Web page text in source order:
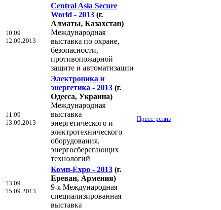
10.09
12.09.2013
Central Asia Secure
World - 2013 (г.
Алматы, Казахстан)
Международная
выставка по охране,
безопасности,
противопожарной
защите и автоматизации
11.09
13.09.2013
Электроника и
энергетика - 2013 (г.
Одесса, Украина)
Международная
выставка
энергетического и
электротехнического
оборудования,
энергосберегающих
технологий
Пресс-релиз
13.09
15.09.2013
Комп-Expo - 2013 (г.
Ереван, Армения)
9-я Международная
специализированная
выставка